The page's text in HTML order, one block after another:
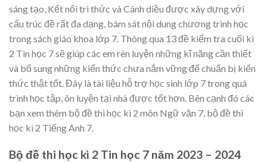
sáng tạo, Kết nối tri thức và Cánh diều được xây dựng với
cấu trúc đề rất đa dạng, bám sát nội dung chương trình học
trong sách giáo khoa lớp 7. Thông qua 13 đề kiểm tra cuối kì
2 Tin học 7 sẽ giúp các em rèn luyện những kĩ năng cần thiết
và bổ sung những kiến thức chưa nắm vững để chuẩn bị kiến
thức thật tốt. Đây là tài liệu hỗ trợ học sinh lớp 7 trong quá
trình học tập, ôn luyện tại nhà được tốt hơn. Bên cạnh đó các
bạn xem thêm bộ đề thi học kì 2 môn Ngữ văn 7, bộ đề thi
học kì 2 Tiếng Anh 7.
Bộ đề thi học kì 2 Tin học 7 năm 2023 – 2024